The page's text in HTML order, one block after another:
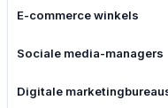
E-commerce winkels
Sociale media-managers
Digitale